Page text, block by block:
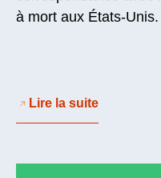
à mort aux États-Unis.
Lire la suite